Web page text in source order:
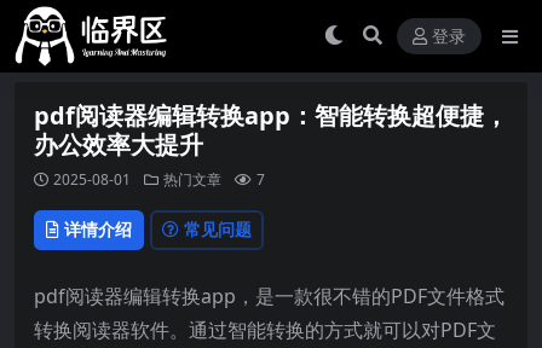
登录
pdf阅读器编辑转换app：智能转换超便捷，
办公效率大提升
2025-08-01 热门文章 7
详情介绍 常见问题
pdf阅读器编辑转换app，是一款很不错的PDF文件格式
转换阅读器软件。通过智能转换的方式就可以对PDF文